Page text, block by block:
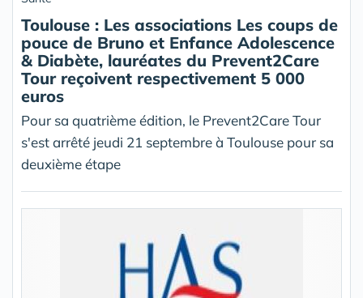
Toulouse : Les associations Les coups de
pouce de Bruno et Enfance Adolescence
& Diabète, lauréates du Prevent2Care
Tour reçoivent respectivement 5 000
euros
Pour sa quatrième édition, le Prevent2Care Tour
s'est arrêté jeudi 21 septembre à Toulouse pour sa
deuxième étape